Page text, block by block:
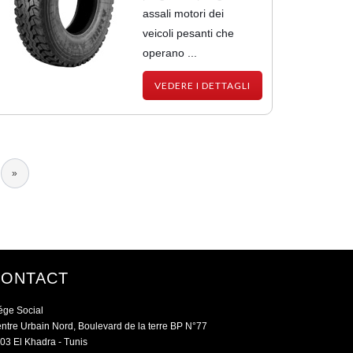
assali motori dei
veicoli pesanti che
operano ...
VEDERE I DETTAGLI
Ultima
»
Social
Urbain Nord, Boulevard de la terre BP N°77
El Khadra - Tunis